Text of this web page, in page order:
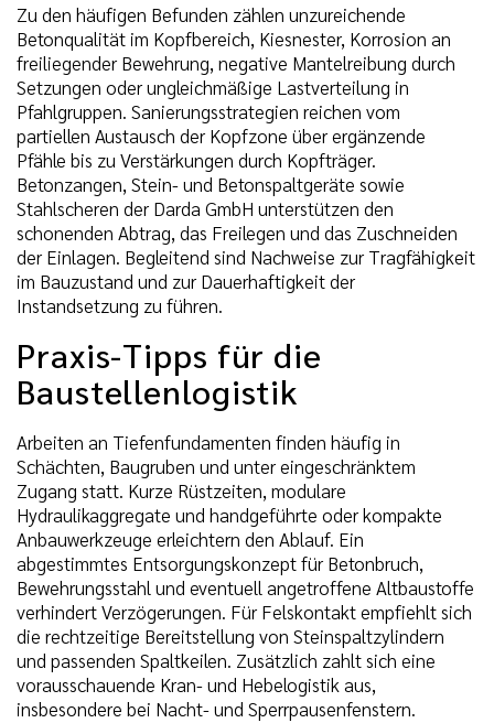
Zu den häufigen Befunden zählen unzureichende
Betonqualität im Kopfbereich, Kiesnester, Korrosion an
freiliegender Bewehrung, negative Mantelreibung durch
Setzungen oder ungleichmäßige Lastverteilung in
Pfahlgruppen. Sanierungsstrategien reichen vom
partiellen Austausch der Kopfzone über ergänzende
Pfähle bis zu Verstärkungen durch Kopfträger.
Betonzangen, Stein- und Betonspaltgeräte sowie
Stahlscheren der Darda GmbH unterstützen den
schonenden Abtrag, das Freilegen und das Zuschneiden
der Einlagen. Begleitend sind Nachweise zur Tragfähigkeit
im Bauzustand und zur Dauerhaftigkeit der
Instandsetzung zu führen.
Praxis-Tipps für die
Baustellenlogistik
Arbeiten an Tiefenfundamenten finden häufig in
Schächten, Baugruben und unter eingeschränktem
Zugang statt. Kurze Rüstzeiten, modulare
Hydraulikaggregate und handgeführte oder kompakte
Anbauwerkzeuge erleichtern den Ablauf. Ein
abgestimmtes Entsorgungskonzept für Betonbruch,
Bewehrungsstahl und eventuell angetroffene Altbaustoffe
verhindert Verzögerungen. Für Felskontakt empfiehlt sich
die rechtzeitige Bereitstellung von Steinspaltzylindern
und passenden Spaltkeilen. Zusätzlich zahlt sich eine
vorausschauende Kran- und Hebelogistik aus,
insbesondere bei Nacht- und Sperrpausenfenstern.